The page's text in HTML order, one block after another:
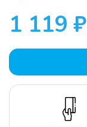
1 119 ₽